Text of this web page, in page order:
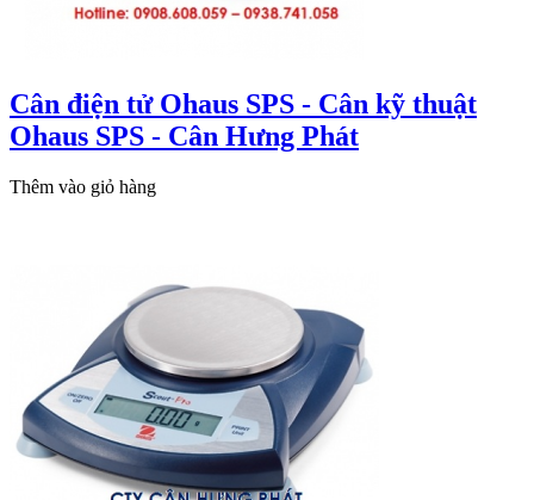
Cân điện tử Ohaus SPS - Cân kỹ thuật
Ohaus SPS - Cân Hưng Phát
Thêm vào giỏ hàng